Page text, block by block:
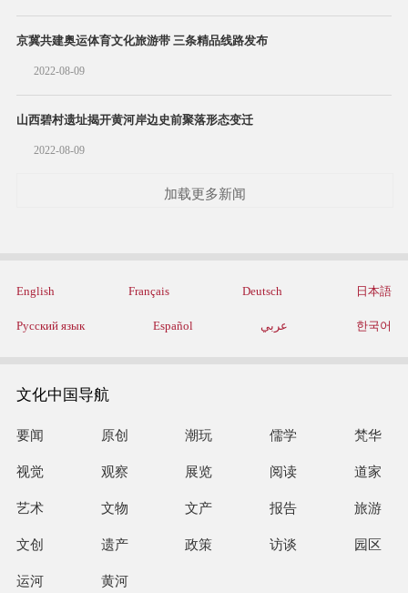
京冀共建奥运体育文化旅游带 三条精品线路发布
2022-08-09
山西碧村遗址揭开黄河岸边史前聚落形态变迁
2022-08-09
加载更多新闻
English Français Deutsch 日本語
Русский язык Español عربي 한국어
文化中国导航
要闻 原创 潮玩 儒学 梵华
视觉 观察 展览 阅读 道家
艺术 文物 文产 报告 旅游
文创 遗产 政策 访谈 园区
运河 黄河